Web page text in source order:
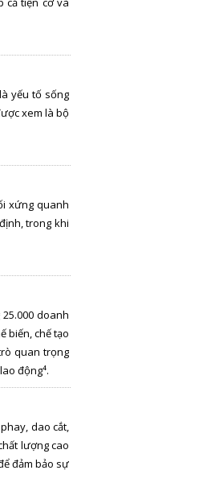
yếu tố sống
xem là bộ
xứng quanh
trong khi
doanh
biến, chế tạo
quan trọng
động⁴.
dao cắt,
lượng cao
đảm bảo sự